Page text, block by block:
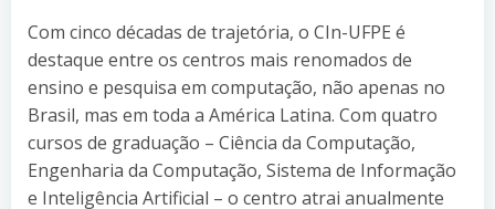
Com cinco décadas de trajetória, o CIn-UFPE é
destaque entre os centros mais renomados de
ensino e pesquisa em computação, não apenas no
Brasil, mas em toda a América Latina. Com quatro
cursos de graduação – Ciência da Computação,
Engenharia da Computação, Sistema de Informação
e Inteligência Artificial – o centro atrai anualmente